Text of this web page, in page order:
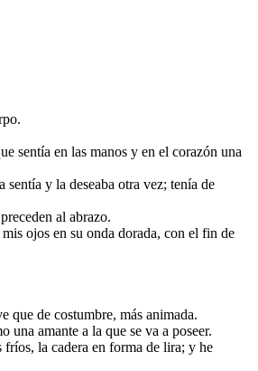
sentía en las manos y en el corazón una
y la deseaba otra vez; tenía de
al abrazo.
ojos en su onda dorada, con el fin de
que de costumbre, más animada.
amante a la que se va a poseer.
fríos, la cadera en forma de lira; y he